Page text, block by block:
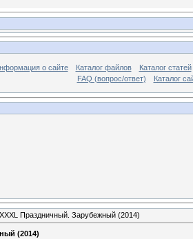
о сайте Каталог файлов
Каталог статей
FAQ (вопрос/ответ)
Каталог
Праздничный. Зарубежный (2014)
(2014)